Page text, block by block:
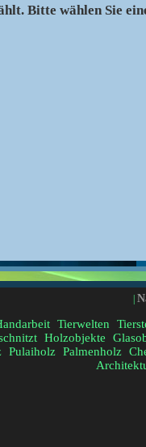
Bitte wählen Sie
Tierwelten
Holzobjekte
Pulaiholz Palmenholz